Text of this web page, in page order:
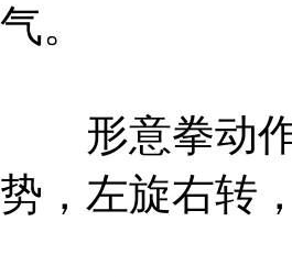
气。
形意拳动作
势，左旋右转